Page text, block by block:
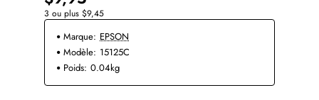
3 ou plus $9,45
Marque: EPSON
Modèle: 15125C
Poids: 0.04kg